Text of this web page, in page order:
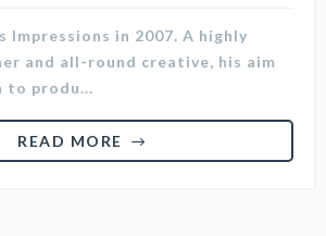
Impressions in 2007. A highly
and all-round creative, his aim
to produ...
READ MORE